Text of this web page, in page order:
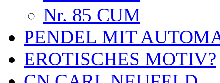
Nr. 85 CUM
PENDEL MIT
EROTISCHES MOTIV?